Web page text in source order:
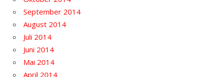
September 2014
August 2014
Juli 2014
Juni 2014
Mai 2014
April 2014